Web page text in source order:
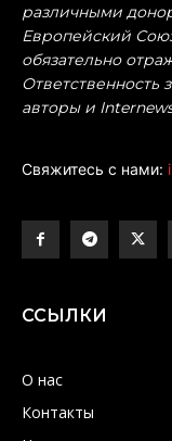
различными
Европейский
обязательно
Ответственность
авторы и
Свяжитесь с нами:
ССЫЛКИ
О нас
Контакты